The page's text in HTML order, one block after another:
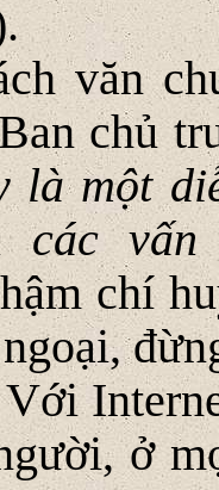
văn
chủ
là một
các vấn
chí
ở